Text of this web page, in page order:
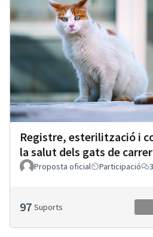
Registre, esterilització i
la salut dels gats de carrer
Proposta oficial Participació 3
97 Suports